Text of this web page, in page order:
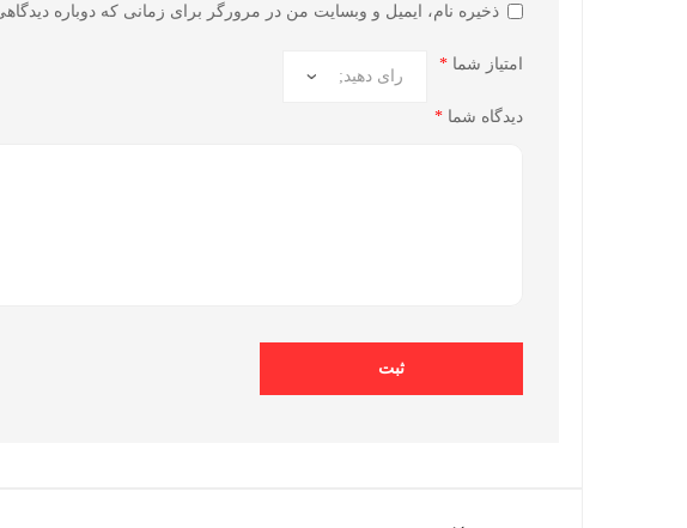
ذخیره نام، ایمیل و وبسایت من در مرورگر برای زمانی که دوباره
امتیاز شما *
دیدگاه شما *